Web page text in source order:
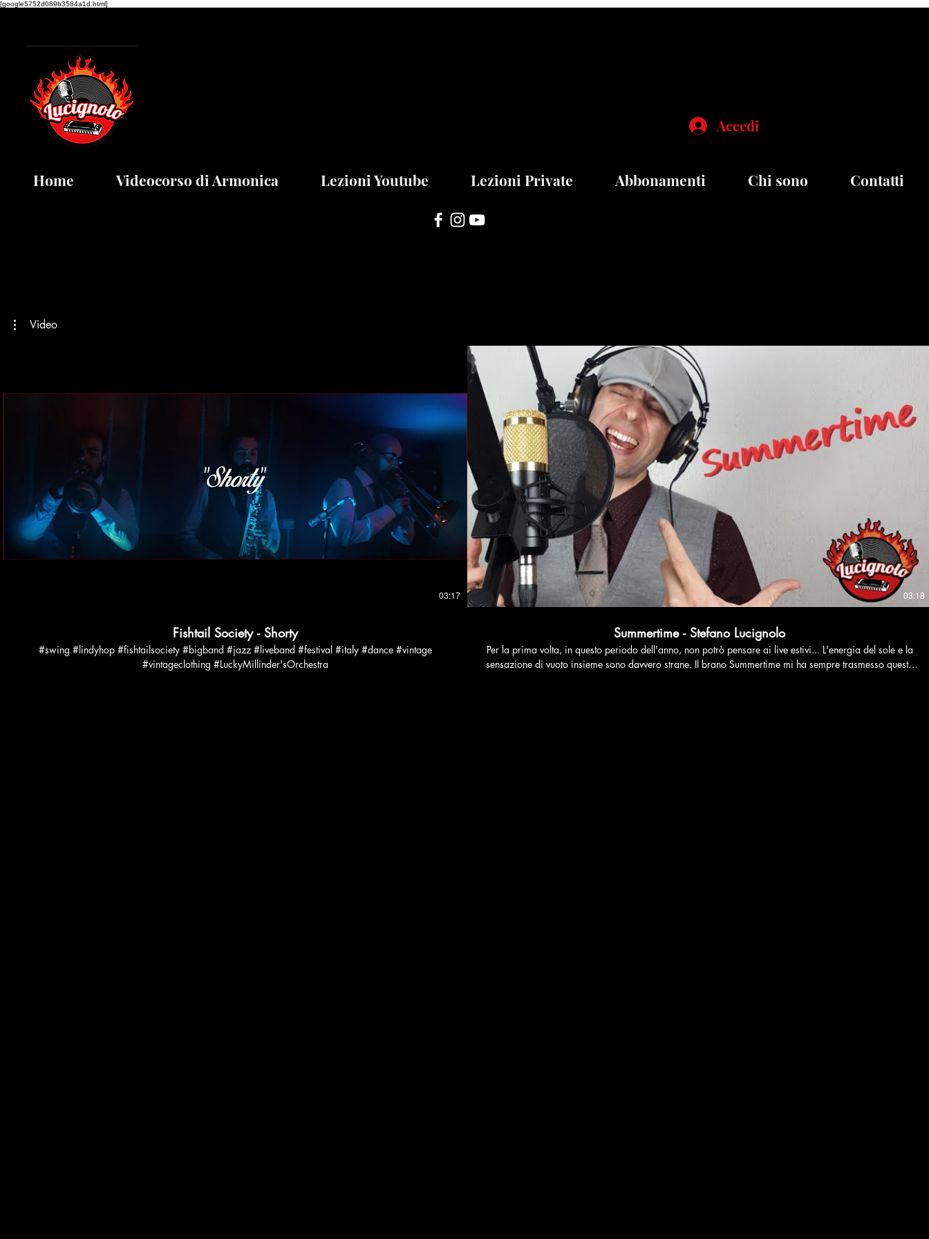
[google5752d089b3584a1d.html]
Accedi
Home Videocorso di Armonica Lezioni Youtube Lezioni Private Abbonamenti Chi sono Contatti
Video
Riproduci Video
03:17
Fishtail Society - Shorty
#swing #lindyhop #fishtailsociety #bigband #jazz #liveband #festival #italy #dance #vintage
#vintageclothing #LuckyMillinder'sOrchestra
Riproduci Video
03:18
Summertime - Stefano Lucignolo
Per la prima volta, in questo periodo dell'anno, non potrò pensare ai live estivi... L'energia del sole e la
sensazione di vuoto insieme sono davvero strane. Il brano Summertime mi ha sempre trasmesso queste